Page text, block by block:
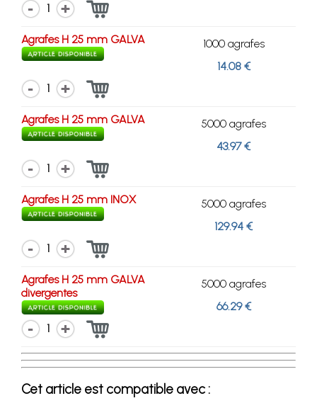
1
Agrafes H 25 mm GALVA
1000 agrafes
14.08 €
1
Agrafes H 25 mm GALVA
5000 agrafes
43.97 €
1
Agrafes H 25 mm INOX
5000 agrafes
129.94 €
1
Agrafes H 25 mm GALVA
divergentes
5000 agrafes
66.29 €
1
Cet article est compatible avec :